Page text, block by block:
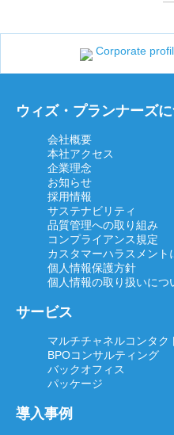
Corporate
ウィズ・プランナーズ
会社概要
本社アクセス
企業理念
お知らせ
採用情報
サステナビリティ
品質管理への取り組み
コンプライアンス規定
カスタマーハラスメント
個人情報保護方針
個人情報の取り扱いにつ
サービス
マルチチャネルコンタク
BPOコンサルティング
バックオフィス
パッケージ
導入事例